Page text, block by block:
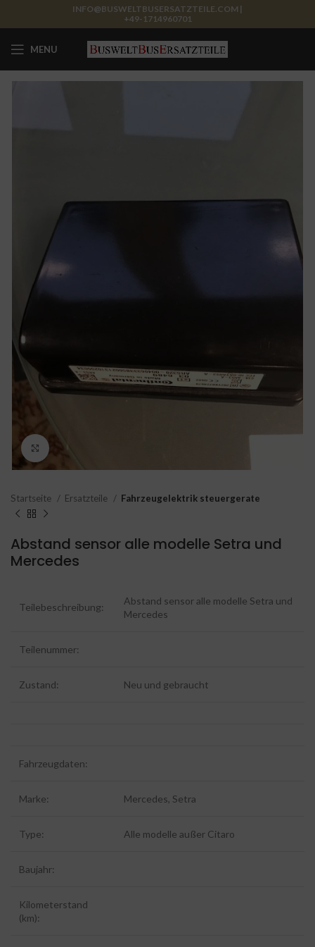
INFO@BUSWELTBUSERSATZTEILE.COM |
+49-1714960701
MENU
Startseite Ersatzteile Fahrzeugelektrik steuergerate
Abstand sensor alle modelle Setra und
Mercedes
Teilebeschreibung:
Abstand sensor alle modelle Setra und
Mercedes
Teilenummer:
Zustand: Neu und gebraucht
Fahrzeugdaten:
Marke: Mercedes, Setra
Type: Alle modelle außer Citaro
Baujahr:
Kilometerstand
(km):